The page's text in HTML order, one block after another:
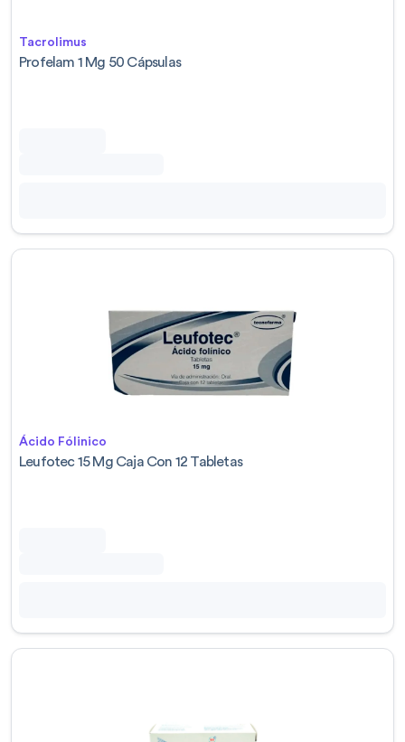
Tacrolimus
Profelam 1 Mg 50 Cápsulas
Ácido Fólinico
Leufotec 15 Mg Caja Con 12 Tabletas